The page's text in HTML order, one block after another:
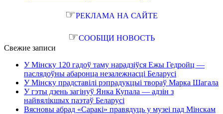
☞РЕКЛАМА НА САЙТЕ
☞СООБЩИ НОВОСТЬ
Свежие записи
У Мінску 120 гадоў таму нарадзіўся Ежы Гедройц —
паслядоўны абаронца незалежнасці Беларусі
У Мінску прадставілі рэпрадукцыі твораў Марка Шагала
У гэты дзень загінуў Янка Купала — адзін з
найвялікшых паэтаў Беларусі
Вясновы абрад «Саракі» правядуць у музеі пад Мінскам